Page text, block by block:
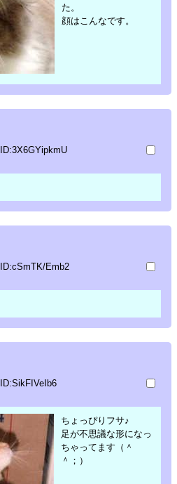
た。
顔はこんなです。
ID:3X6GYipkmU
ID:cSmTK/Emb2
ID:SikFIVeIb6
ちょっぴりフサ♪
足が不思議な形になっ
ちゃってます（＾
＾；）